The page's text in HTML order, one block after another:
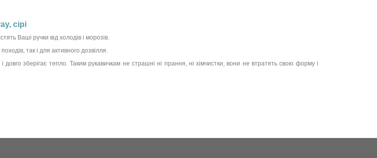
сірі
Ваші ручки від холодів і морозів.
так і для активного дозвілля.
зберігає тепло. Таким рукавичкам не страшні ні прання, ні хімчистки, вони не втратять свою форму і